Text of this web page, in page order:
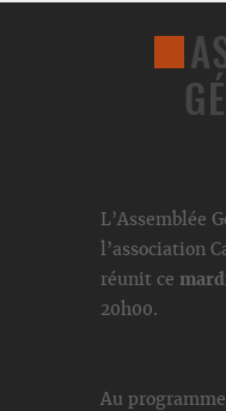
L’Assemblée
l’association
réunit ce
20h00.
Au